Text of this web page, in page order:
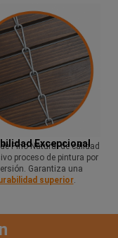
Excepcional
Pino Natural de calidad
proceso de pintura por
Garantiza una
superior.